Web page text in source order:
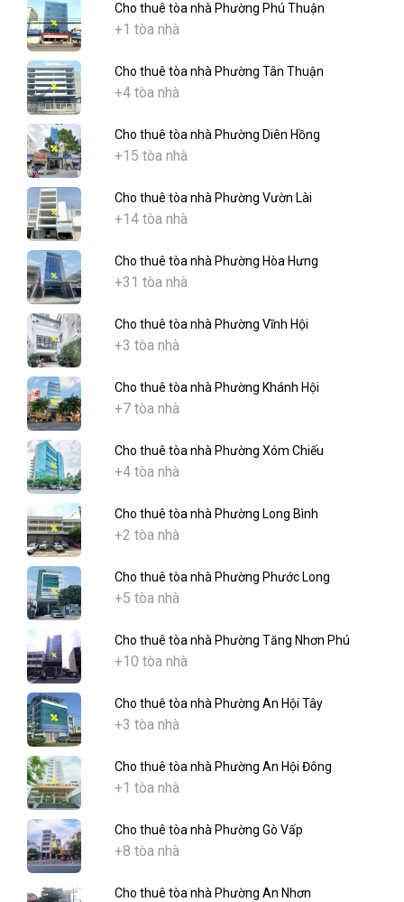
Cho thuê tòa nhà Phường Phú Thuận
+1 tòa nhà
Cho thuê tòa nhà Phường Tân Thuận
+4 tòa nhà
Cho thuê tòa nhà Phường Diên Hồng
+15 tòa nhà
Cho thuê tòa nhà Phường Vườn Lài
+14 tòa nhà
Cho thuê tòa nhà Phường Hòa Hưng
+31 tòa nhà
Cho thuê tòa nhà Phường Vĩnh Hội
+3 tòa nhà
Cho thuê tòa nhà Phường Khánh Hội
+7 tòa nhà
Cho thuê tòa nhà Phường Xóm Chiếu
+4 tòa nhà
Cho thuê tòa nhà Phường Long Bình
+2 tòa nhà
Cho thuê tòa nhà Phường Phước Long
+5 tòa nhà
Cho thuê tòa nhà Phường Tăng Nhơn Phú
+10 tòa nhà
Cho thuê tòa nhà Phường An Hội Tây
+3 tòa nhà
Cho thuê tòa nhà Phường An Hội Đông
+1 tòa nhà
Cho thuê tòa nhà Phường Gò Vấp
+8 tòa nhà
Cho thuê tòa nhà Phường An Nhơn